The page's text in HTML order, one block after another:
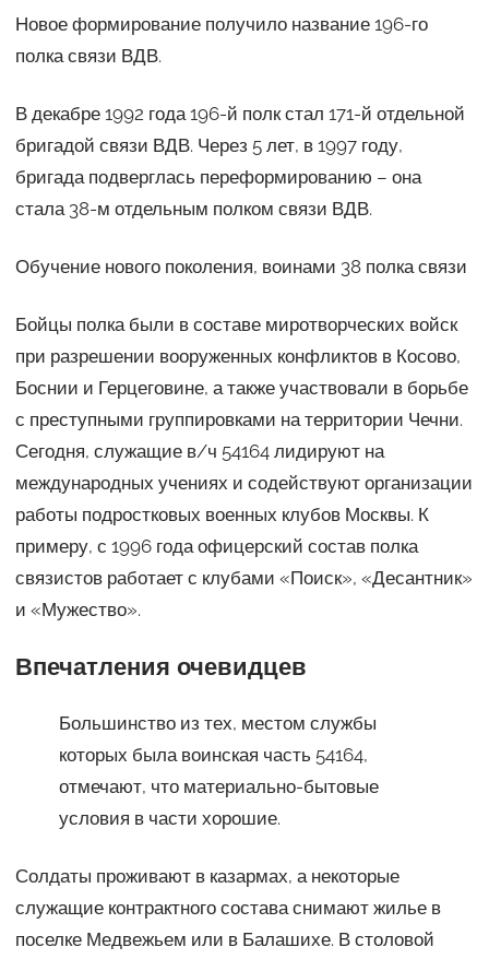
Новое формирование получило название 196-го
полка связи ВДВ.
В декабре 1992 года 196-й полк стал 171-й отдельной
бригадой связи ВДВ. Через 5 лет, в 1997 году,
бригада подверглась переформированию – она
стала 38-м отдельным полком связи ВДВ.
Обучение нового поколения, воинами 38 полка связи
Бойцы полка были в составе миротворческих войск
при разрешении вооруженных конфликтов в Косово,
Боснии и Герцеговине, а также участвовали в борьбе
с преступными группировками на территории Чечни.
Сегодня, служащие в/ч 54164 лидируют на
международных учениях и содействуют организации
работы подростковых военных клубов Москвы. К
примеру, с 1996 года офицерский состав полка
связистов работает с клубами «Поиск», «Десантник»
и «Мужество».
Впечатления очевидцев
Большинство из тех, местом службы
которых была воинская часть 54164,
отмечают, что материально-бытовые
условия в части хорошие.
Солдаты проживают в казармах, а некоторые
служащие контрактного состава снимают жилье в
поселке Медвежьем или в Балашихе. В столовой